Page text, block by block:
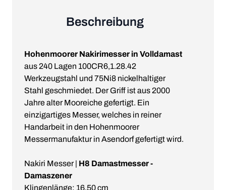
Beschreibung
Hohenmoorer Nakirimesser in Volldamast
aus 240 Lagen 100CR6,1.28.42
Werkzeugstahl und 75Ni8 nickelhaltiger
Stahl geschmiedet. Der Griff ist aus 2000
Jahre alter Mooreiche gefertigt. Ein
einzigartiges Messer, welches in reiner
Handarbeit in den Hohenmoorer
Messermanufaktur in Asendorf gefertigt wird.
Nakiri Messer | H8 Damastmesser -
Damaszener
Klingenlänge: 16,50 cm